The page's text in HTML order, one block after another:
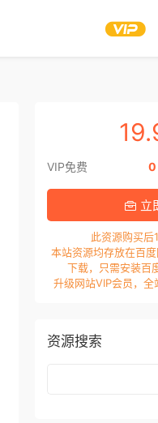
VIP免费 0
立
此资源购买后
本站资源均存放在百
下载，只需安装百
升级网站VIP会员，全
资源搜索